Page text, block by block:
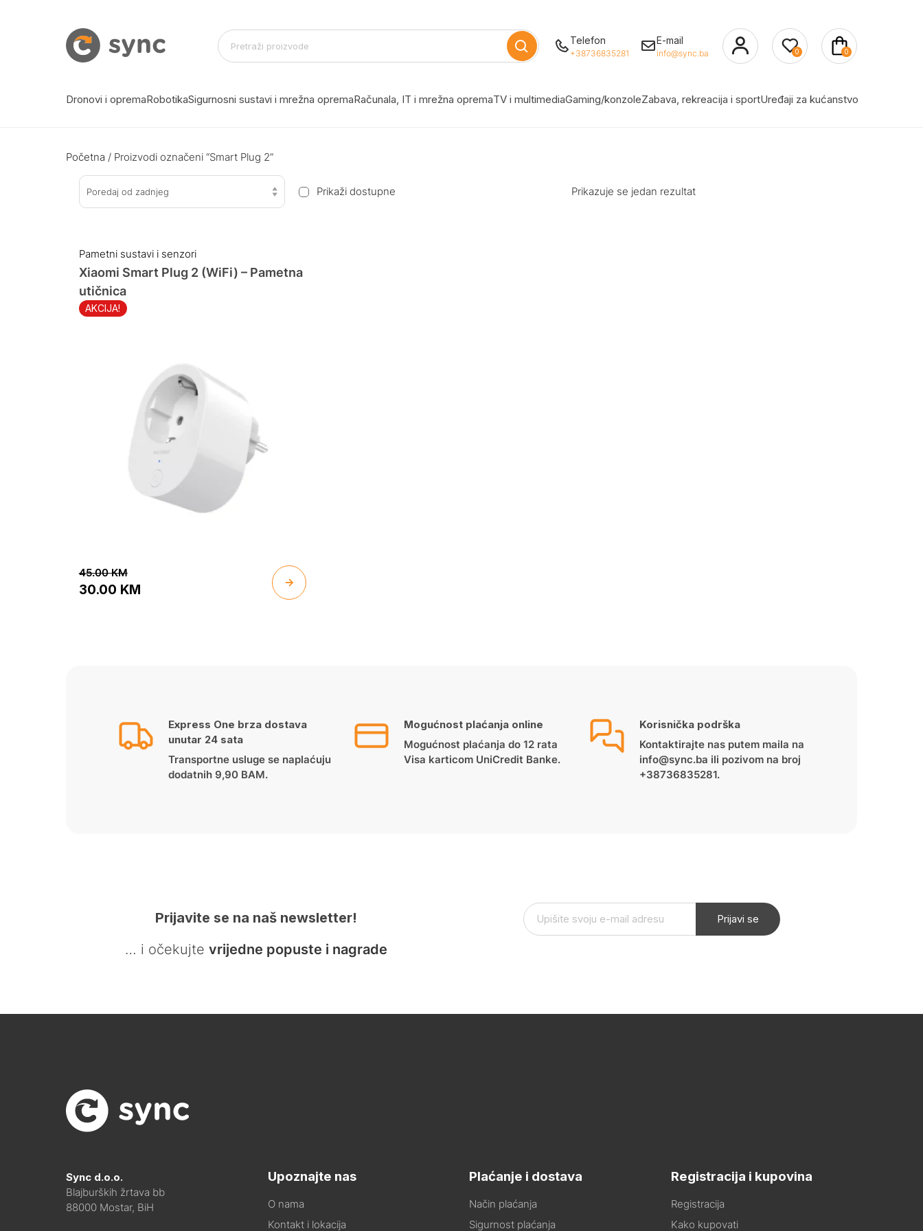
Telefon
+38736835281
E-mail
info@sync.ba 0 0
Dronovi i opremaRobotikaSigurnosni sustavi i mrežna opremaRačunala, IT i mrežna opremaTV i multimediaGaming/konzoleZabava, rekreacija i sportUređaji za kućanstvo
Početna / Proizvodi označeni “Smart Plug 2”
Poredaj od zadnjeg Prikaži dostupne Prikazuje se jedan rezultat
Pametni sustavi i senzori
AKCIJA!
Xiaomi Smart Plug 2 (WiFi) – Pametna
utičnica
45.00KM
30.00 KM
Express One brza dostava
unutar 24 sata
Transportne usluge se naplaćuju
dodatnih 9,90 BAM.
Mogućnost plaćanja online
Mogućnost plaćanja do 12 rata
Visa karticom UniCredit Banke.
Korisnička podrška
Kontaktirajte nas putem maila na
info@sync.ba ili pozivom na broj
+38736835281.
Prijavite se na naš newsletter!
… i očekujte vrijedne popuste i nagrade
Prijavi se
Sync d.o.o.
Blajburških žrtava bb
88000 Mostar, BiH
Upoznajte nas
O nama
Kontakt i lokacija
Plaćanje i dostava
Način plaćanja
Sigurnost plaćanja
Registracija i kupovina
Registracija
Kako kupovati